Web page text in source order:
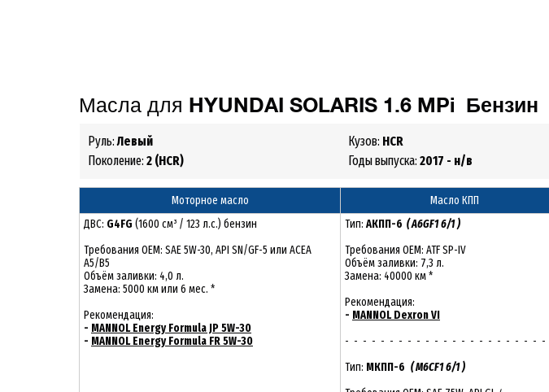
Масла для HYUNDAI SOLARIS 1.6 MPi Бензин
Руль:Левый
Поколение: 2 (HCR)
Кузов: HCR
Годы выпуска: 2017 - н/в
Моторное масло Масло КПП
ДВС: G4FG (1600 см³ / 123 л.с.) бензин
Требования ОЕМ: SAE 5W-30, API SN/GF-5 или ACEA
A5/B5
Объём заливки: 4,0 л.
Замена: 5000 км или 6 мес. *
Рекомендация:
- MANNOL Energy Formula JP 5W-30
- MANNOL Energy Formula FR 5W-30
Тип: АКПП-6 ( A6GF1 6/1 )
Требования OEM: ATF SP-IV
Объём заливки: 7,3 л.
Замена: 40000 км *
Рекомендация:
- MANNOL Dexron VI
- - - - - - - - - - - - - - - - - - - - - - -
Тип: МКПП-6 ( M6CF1 6/1 )